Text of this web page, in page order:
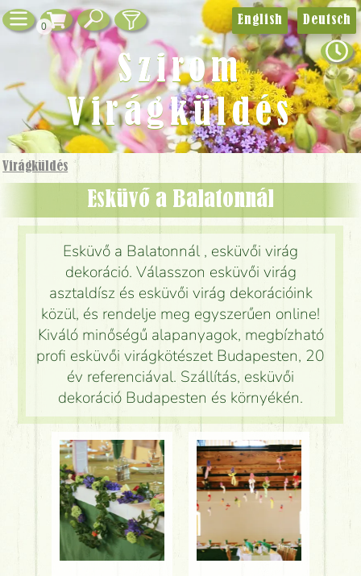
0
Virágküldés
Esküvő a Balatonnál
Esküvő a Balatonnál , esküvői virág
dekoráció. Válasszon esküvői virág
asztaldísz és esküvői virág dekorációink
közül, és rendelje meg egyszerűen online!
Kiváló minőségű alapanyagok, megbízható
profi esküvői virágkötészet Budapesten, 20
év referenciával. Szállítás, esküvői
dekoráció Budapesten és környékén.
English Deutsch
Szirom
Virágküldés